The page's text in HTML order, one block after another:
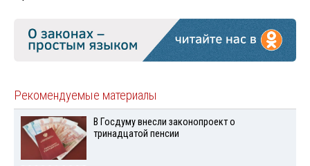
Рекомендуемые материалы
В Госдуму внесли законопроект о
тринадцатой пенсии